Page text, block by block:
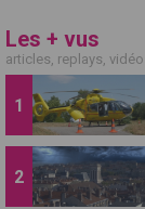
Les + vus
articles, replays,